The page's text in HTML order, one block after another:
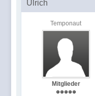
Ulrich
Temponaut
Mitglieder